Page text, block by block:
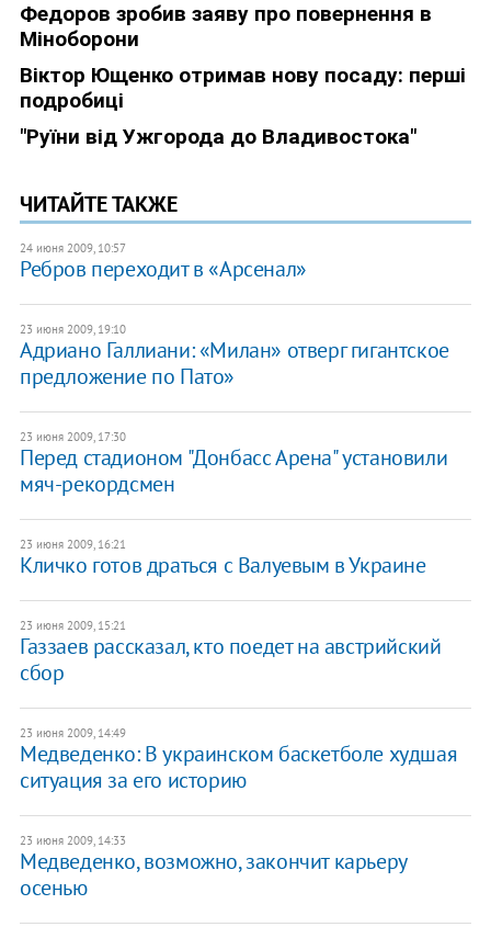
ЧИТАЙТЕ ТАКЖЕ
24 июня 2009, 10:57
Ребров переходит в «Арсенал»
23 июня 2009, 19:10
Адриано Галлиани: «Милан» отверг гигантское
предложение по Пато»
23 июня 2009, 17:30
Перед стадионом "Донбасс Арена" установили
мяч-рекордсмен
23 июня 2009, 16:21
Кличко готов драться с Валуевым в Украине
23 июня 2009, 15:21
Газзаев рассказал, кто поедет на австрийский
сбор
23 июня 2009, 14:49
Медведенко: В украинском баскетболе худшая
ситуация за его историю
23 июня 2009, 14:33
Медведенко, возможно, закончит карьеру
осенью